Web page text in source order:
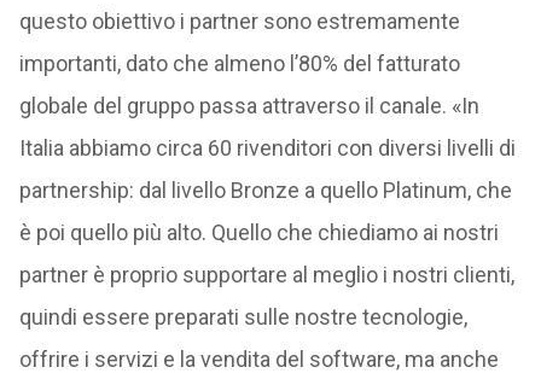
questo obiettivo i partner sono estremamente
importanti, dato che almeno l’80% del fatturato
globale del gruppo passa attraverso il canale. «In
Italia abbiamo circa 60 rivenditori con diversi livelli di
partnership: dal livello Bronze a quello Platinum, che
è poi quello più alto. Quello che chiediamo ai nostri
partner è proprio supportare al meglio i nostri clienti,
quindi essere preparati sulle nostre tecnologie,
offrire i servizi e la vendita del software, ma anche